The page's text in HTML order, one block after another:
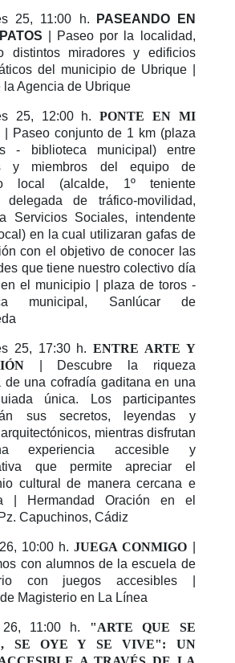
25, 11:00 h.
PASEANDO EN
| Paseo por la localidad,
distintos miradores y edificios
del municipio de Ubrique |
la Agencia de Ubrique
25, 12:00 h.PONTE EN MI
| Paseo conjunto de 1 km (plaza
- biblioteca municipal) entre
y miembros del equipo de
local (alcalde, 1º teniente
delegada de tráfico-movilidad,
Servicios Sociales, intendente
en la cual utilizaran gafas de
con el objetivo de conocer las
que tiene nuestro colectivo día
el municipio | plaza de toros -
municipal, Sanlúcar de
25, 17:30 h.ENTRE ARTE Y
| Descubre la riqueza
de una cofradía gaditana en una
única. Los participantes
sus secretos, leyendas y
mientras disfrutan
experiencia accesible y
que permite apreciar el
cultural de manera cercana e
| Hermandad Oración en el
Capuchinos, Cádiz
10:00 h. JUEGA CONMIGO
con alumnos de la escuela de
con juegos accesibles |
de Magisterio en La Línea
26, 11:00 h. "ARTE QUE SE
SE OYE Y SE VIVE": UN